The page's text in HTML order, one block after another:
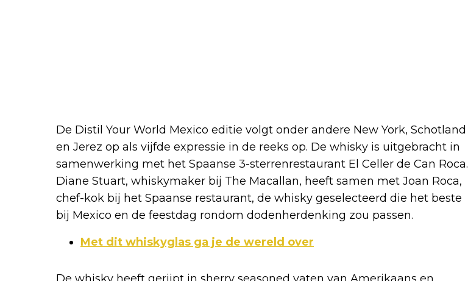
De Distil Your World Mexico editie volgt onder andere New York, Schotland
en Jerez op als vijfde expressie in de reeks op. De whisky is uitgebracht in
samenwerking met het Spaanse 3-sterrenrestaurant El Celler de Can Roca.
Diane Stuart, whiskymaker bij The Macallan, heeft samen met Joan Roca,
chef-kok bij het Spaanse restaurant, de whisky geselecteerd die het beste
bij Mexico en de feestdag rondom dodenherdenking zou passen.
Met dit whiskyglas ga je de wereld over